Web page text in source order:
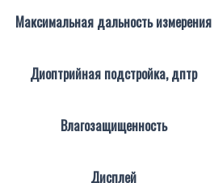
Максимальная дальность измерения
Диоптрийная подстройка, дптр
Влагозащищенность
Дисплей